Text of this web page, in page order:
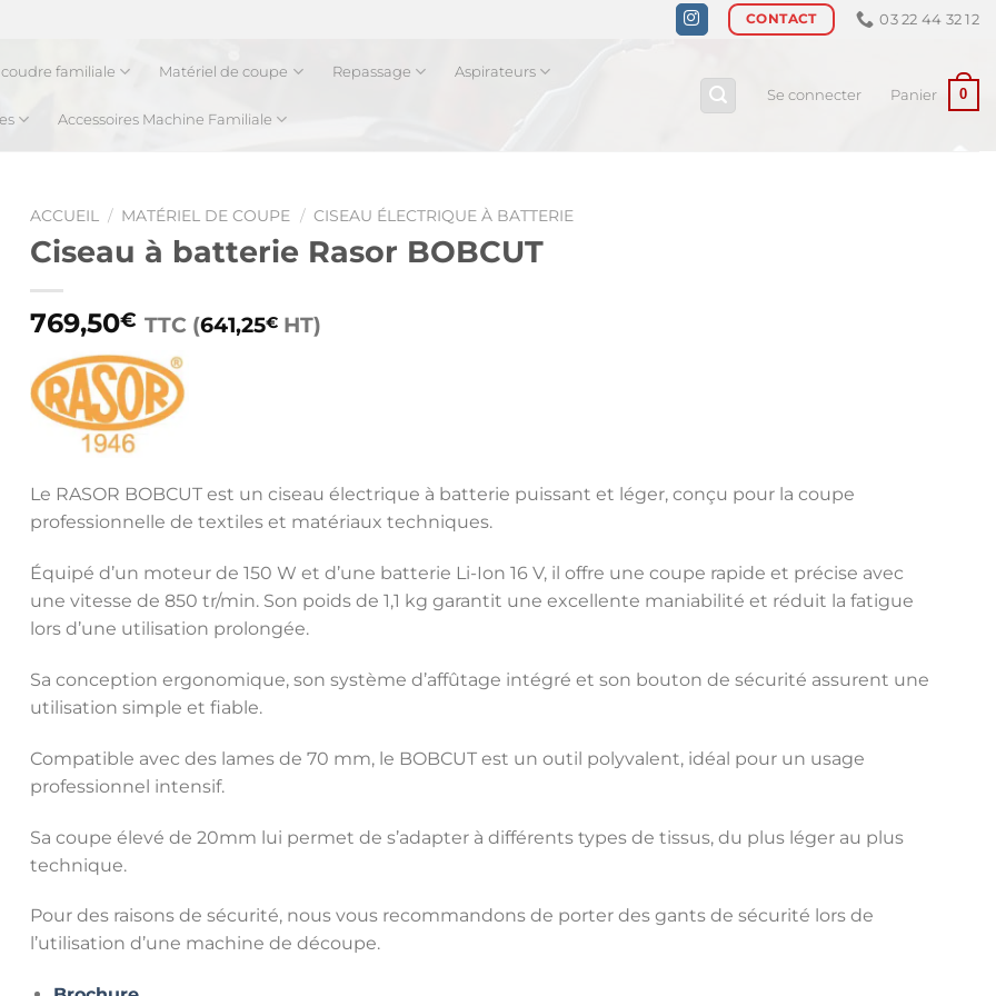
CONTACT 03 22 44 32 12
familiale Matériel de coupe Repassage Aspirateurs
Accessoires Machine Familiale
Se connecter Panier 0
ACCUEIL / MATÉRIEL DE COUPE / CISEAU ÉLECTRIQUE À BATTERIE
Ciseau à batterie Rasor BOBCUT
769,50€ TTC (641,25€ HT)
Le RASOR BOBCUT est un ciseau électrique à batterie puissant et léger, conçu pour la coupe
professionnelle de textiles et matériaux techniques.
Équipé d’un moteur de 150 W et d’une batterie Li-Ion 16 V, il offre une coupe rapide et précise avec
une vitesse de 850 tr/min. Son poids de 1,1 kg garantit une excellente maniabilité et réduit la fatigue
lors d’une utilisation prolongée.
Sa conception ergonomique, son système d’affûtage intégré et son bouton de sécurité assurent une
utilisation simple et fiable.
Compatible avec des lames de 70 mm, le BOBCUT est un outil polyvalent, idéal pour un usage
professionnel intensif.
Sa coupe élevé de 20mm lui permet de s’adapter à différents types de tissus, du plus léger au plus
technique.
Pour des raisons de sécurité, nous vous recommandons de porter des gants de sécurité lors de
l’utilisation d’une machine de découpe.